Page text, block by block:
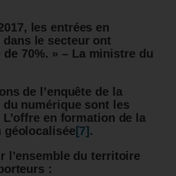
les entrées en
le secteur ont
de 70%. » – La ministre du
de l’enquête de la
du numérique sont les
L’offre en formation de la
géolocalisée [7] .
l’ensemble du territoire
: